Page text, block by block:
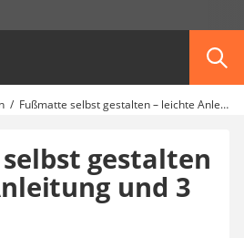
Fußmatte selbst gestalten – leichte Anleitung und 3 Ideen
gestalten
und 3